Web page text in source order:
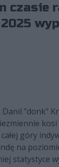
czasie
"donk"
góry
na
statystyce